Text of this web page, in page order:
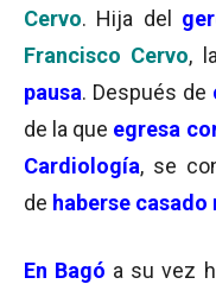
Cervo. Hija del
Francisco Cervo,
pausa. Después de
de la que egresa
Cardiología, se
de haberse
En Bagó a su vez